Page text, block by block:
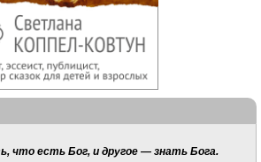
что есть Бог, и другое — знать Бога.